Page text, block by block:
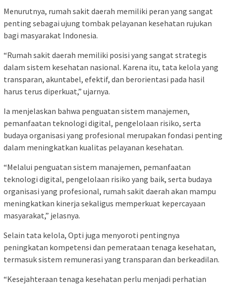
Menurutnya, rumah sakit daerah memiliki peran yang sangat
penting sebagai ujung tombak pelayanan kesehatan rujukan
bagi masyarakat Indonesia.
“Rumah sakit daerah memiliki posisi yang sangat strategis
dalam sistem kesehatan nasional. Karena itu, tata kelola yang
transparan, akuntabel, efektif, dan berorientasi pada hasil
harus terus diperkuat,” ujarnya.
Ia menjelaskan bahwa penguatan sistem manajemen,
pemanfaatan teknologi digital, pengelolaan risiko, serta
budaya organisasi yang profesional merupakan fondasi penting
dalam meningkatkan kualitas pelayanan kesehatan.
“Melalui penguatan sistem manajemen, pemanfaatan
teknologi digital, pengelolaan risiko yang baik, serta budaya
organisasi yang profesional, rumah sakit daerah akan mampu
meningkatkan kinerja sekaligus memperkuat kepercayaan
masyarakat,” jelasnya.
Selain tata kelola, Opti juga menyoroti pentingnya
peningkatan kompetensi dan pemerataan tenaga kesehatan,
termasuk sistem remunerasi yang transparan dan berkeadilan.
“Kesejahteraan tenaga kesehatan perlu menjadi perhatian